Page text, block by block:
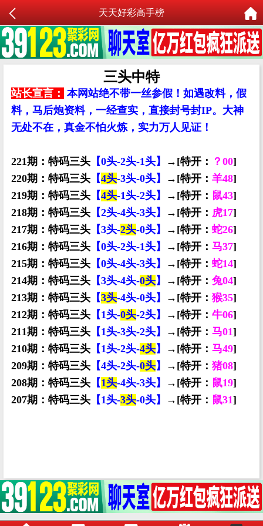
天天好彩高手榜
三头中特
站长宣言：
本网站绝不带一丝参假！如遇改料，假
料，马后炮资料，一经查实，直接封号封IP。大神
无处不在，真金不怕火炼，实力万人见证！
221期：特码三头 【0头-2头-1头】 →[特开： ？00]
220期：特码三头 【4头-3头-0头】 →[特开：羊48]
219期：特码三头 【4头-1头-2头】 →[特开： 鼠43]
218期：特码三头 【2头-4头-3头】 →[特开： 虎17]
217期：特码三头 【3头-2头-0头】 →[特开：蛇26]
216期：特码三头 【0头-2头-1头】 →[特开：马37]
215期：特码三头 【0头-4头-3头】 →[特开：蛇14]
214期：特码三头 【3头-4头-0头】 →[特开：兔04]
213期：特码三头 【3头-4头-0头】 →[特开：猴35]
212期：特码三头 【1头-0头-2头】 →[特开：牛06]
211期：特码三头 【1头-3头-2头】 →[特开：马01]
210期：特码三头 【1头-2头-4头】 →[特开：马49]
209期：特码三头 【4头-2头-0头】 →[特开：猪08]
208期：特码三头 【1头-4头-3头】 →[特开： 鼠19]
207期：特码三头 【1头-3头-0头】 →[特开： 鼠31]